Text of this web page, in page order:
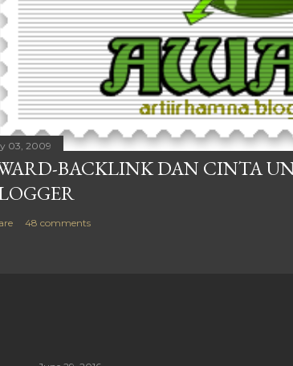
03, 2009
BACKLINK DAN CINTA
48 comments